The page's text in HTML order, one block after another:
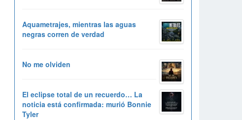
Aquametrajes, mientras las aguas
negras corren de verdad
No me olviden
El eclipse total de un recuerdo… La
noticia está confirmada: murió Bonnie
Tyler